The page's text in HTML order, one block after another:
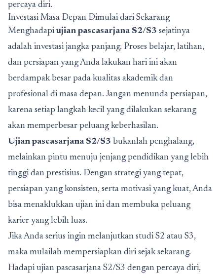
percaya diri.
Investasi Masa Depan Dimulai dari Sekarang
Menghadapi ujian pascasarjana S2/S3 sejatinya
adalah investasi jangka panjang. Proses belajar, latihan,
dan persiapan yang Anda lakukan hari ini akan
berdampak besar pada kualitas akademik dan
profesional di masa depan. Jangan menunda persiapan,
karena setiap langkah kecil yang dilakukan sekarang
akan memperbesar peluang keberhasilan.
Ujian pascasarjana S2/S3 bukanlah penghalang,
melainkan pintu menuju jenjang pendidikan yang lebih
tinggi dan prestisius. Dengan strategi yang tepat,
persiapan yang konsisten, serta motivasi yang kuat, Anda
bisa menaklukkan ujian ini dan membuka peluang
karier yang lebih luas.
Jika Anda serius ingin melanjutkan studi S2 atau S3,
maka mulailah mempersiapkan diri sejak sekarang.
Hadapi ujian pascasarjana S2/S3 dengan percaya diri,